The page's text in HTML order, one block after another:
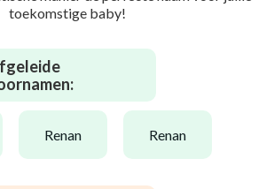
toekomstige baby!
renan renan